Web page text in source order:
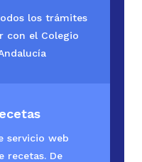
los trámites
con el Colegio
servicio web
recetas. De